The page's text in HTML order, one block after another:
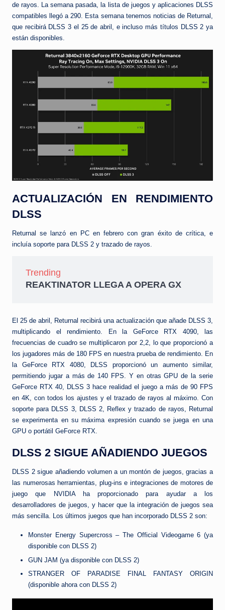
de rayos. La semana pasada, la lista de juegos y aplicaciones DLSS
compatibles llegó a 290. Esta semana tenemos noticias de Returnal,
que recibirá DLSS 3 el 25 de abril, e incluso más títulos DLSS 2 ya
están disponibles.
ACTUALIZACIÓN EN RENDIMIENTO
DLSS
Returnal se lanzó en PC en febrero con gran éxito de crítica, e
incluía soporte para DLSS 2 y trazado de rayos.
Trending
REAKTINATOR LLEGA A OPERA GX
El 25 de abril, Returnal recibirá una actualización que añade DLSS 3,
multiplicando el rendimiento. En la GeForce RTX 4090, las
frecuencias de cuadro se multiplicaron por 2,2, lo que proporcionó a
los jugadores más de 180 FPS en nuestra prueba de rendimiento. En
la GeForce RTX 4080, DLSS proporcionó un aumento similar,
permitiendo jugar a más de 140 FPS. Y en otras GPU de la serie
GeForce RTX 40, DLSS 3 hace realidad el juego a más de 90 FPS
en 4K, con todos los ajustes y el trazado de rayos al máximo. Con
soporte para DLSS 3, DLSS 2, Reflex y trazado de rayos, Returnal
se experimenta en su máxima expresión cuando se juega en una
GPU o portátil GeForce RTX.
DLSS 2 SIGUE AÑADIENDO JUEGOS
DLSS 2 sigue añadiendo volumen a un montón de juegos, gracias a
las numerosas herramientas, plug-ins e integraciones de motores de
juego que NVIDIA ha proporcionado para ayudar a los
desarrolladores de juegos, y hacer que la integración de juegos sea
más sencilla. Los últimos juegos que han incorporado DLSS 2 son:
Monster Energy Supercross – The Official Videogame 6 (ya
disponible con DLSS 2)
GUN JAM (ya disponible con DLSS 2)
STRANGER OF PARADISE FINAL FANTASY ORIGIN
(disponible ahora con DLSS 2)